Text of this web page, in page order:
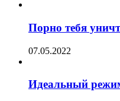
Порно тебя
07.05.2022
Идеальный